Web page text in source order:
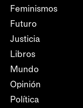
Feminismos
Futuro
Justicia
Libros
Mundo
Opinión
Política